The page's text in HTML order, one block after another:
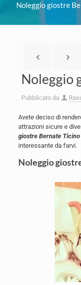
Noleggio giostre
Noleggio
Pubblicato da
Avete deciso di
attrazioni sicure e
giostre Bernate Ticino
interessante da farvi.
Noleggio